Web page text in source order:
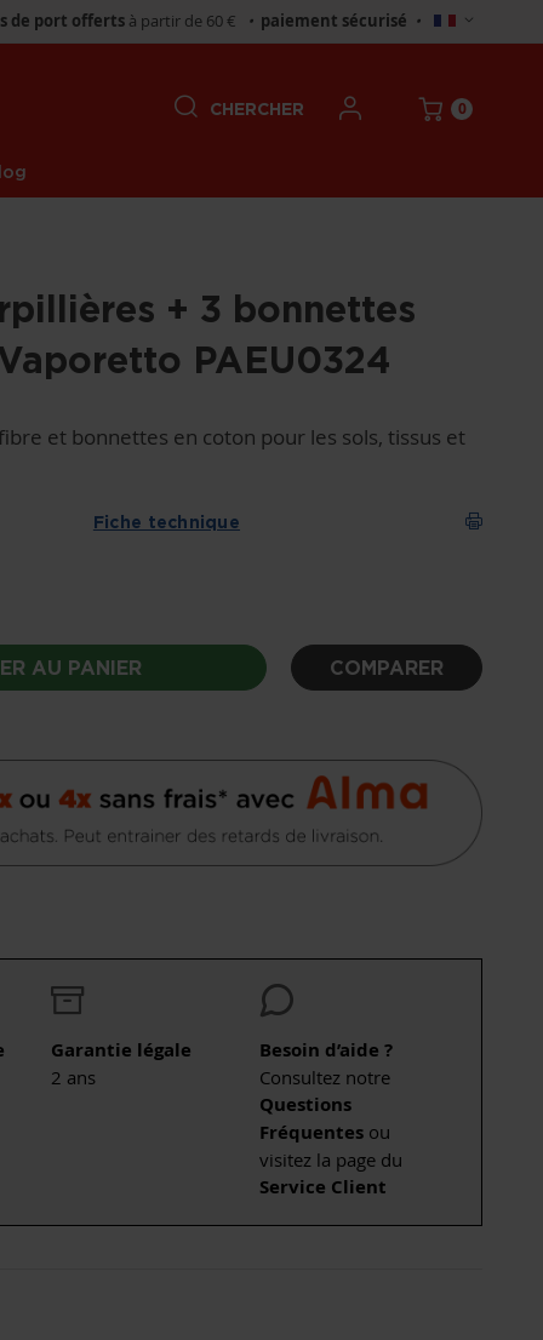
de port offerts à partir de 60 € • paiement sécurisé •
Choisir
un
CHERCHER 0
+ 3 bonnettes
PAEU0324
et bonnettes en coton pour les sols, tissus et
Fiche technique
AU PANIER COMPARER
Garantie légale
2 ans
Besoin d’aide ?
Consultez notre
Questions
Fréquentes ou
visitez la page du
Service Client